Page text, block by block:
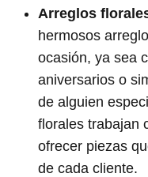
Arreglos
hermosos
ocasión, ya sea
aniversarios o
de alguien
florales trabajan
ofrecer piezas
de cada cliente.